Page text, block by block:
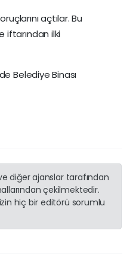
açtılar. Bu
iftarından ilki
Belediye Binası
diğer ajanslar tarafından
çekilmektedir.
hiç bir editörü sorumlu